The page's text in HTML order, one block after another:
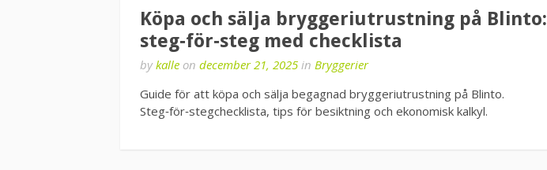
Köpa och sälja bryggeriutrustning på Blinto:
steg‑för‑steg med checklista
bykalle on december 21, 2025 in Bryggerier
Guide för att köpa och sälja begagnad bryggeriutrustning på Blinto.
Steg‑för‑stegchecklista, tips för besiktning och ekonomisk kalkyl.